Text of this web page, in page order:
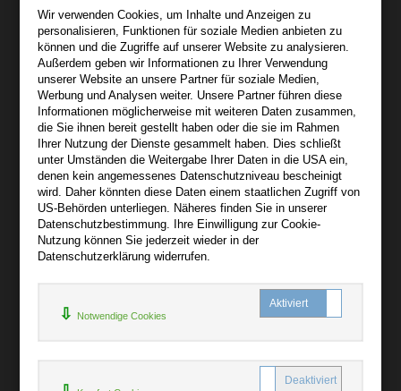
Über bibli-buch.de
+
AGB
Impressum
Widerruf
Datenschutz
Hilfe
+
Wir verwenden Cookies, um Inhalte und Anzeigen zu
personalisieren, Funktionen für soziale Medien anbieten zu
können und die Zugriffe auf unserer Website zu analysieren.
Außerdem geben wir Informationen zu Ihrer Verwendung
unserer Website an unsere Partner für soziale Medien,
Werbung und Analysen weiter. Unsere Partner führen diese
Informationen möglicherweise mit weiteren Daten zusammen,
die Sie ihnen bereit gestellt haben oder die sie im Rahmen
Ihrer Nutzung der Dienste gesammelt haben. Dies schließt
unter Umständen die Weitergabe Ihrer Daten in die USA ein,
denen kein angemessenes Datenschutzniveau bescheinigt
wird. Daher könnten diese Daten einem staatlichen Zugriff von
US-Behörden unterliegen. Näheres finden Sie in unserer
Datenschutzbestimmung. Ihre Einwilligung zur Cookie-
Nutzung können Sie jederzeit wieder in der
Datenschutzerklärung widerrufen.
Notwendige Cookies